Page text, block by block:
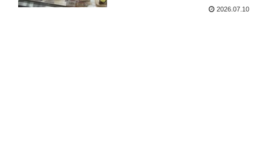
2026.07.10